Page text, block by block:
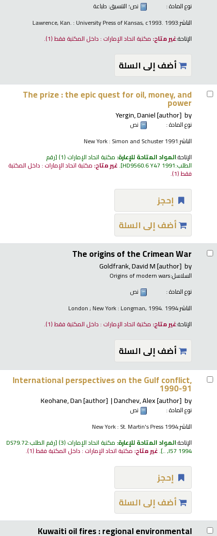
نوع المادة : نص؛ التنسيق: طباعة
الناشر:Lawrence, Kan. : University Press of Kansas, c1993. 1993
الإتاحة:غير متاح: مكتبة اتحاد الإمارات : داخل المكتبة فقط(1).
أضف إلى السلة
The prize : the epic quest for oil, money, and
power
by
Yergin, Daniel[author]
نوع المادة :
نص
الناشر:New York : Simon and Schuster 1991
الإتاحة:المواد المتاحة للإعارة: مكتبة اتحاد الإمارات (1) رقم
الطلب:HD9560.6 Y47 1991
.غير متاح: مكتبة اتحاد الإمارات : داخل المكتبة
فقط(1).
إحجز
أضف إلى السلة
The origins of the Crimean War
by
Goldfrank, David M[author]
السلاسل:Origins of modern wars
نوع المادة :
نص
الناشر:London ; New York : Longman, 1994. 1994
الإتاحة:غير متاح: مكتبة اتحاد الإمارات : داخل المكتبة فقط(1).
أضف إلى السلة
International perspectives on the Gulf conflict,
1990-91
by
Danchev, Alex[author]
Keohane, Dan[author]
نوع المادة :
نص
الناشر:New York : St. Martin's Press 1994
الإتاحة:المواد المتاحة للإعارة: مكتبة اتحاد الإمارات (3) رقم الطلب:DS79.72
I57 1994, ..
.غير متاح: مكتبة اتحاد الإمارات : داخل المكتبة فقط(1).
إحجز
أضف إلى السلة
Kuwaiti oil fires : regional environmental